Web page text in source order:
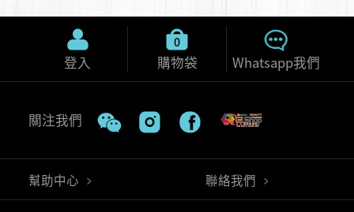
登入
0
購物袋 Whatsapp我們
關注我們
幫助中心 聯絡我們